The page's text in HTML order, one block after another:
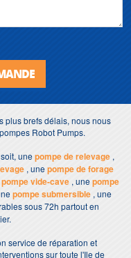
plus brefs délais, nous nous
Robot Pumps.
unepompe de relevage ,
, unepompe de forage
pompe vide-cave , unepompe
pompe submersible , une
sous 72h partout en
service de réparation et
sur toute l'Ile de